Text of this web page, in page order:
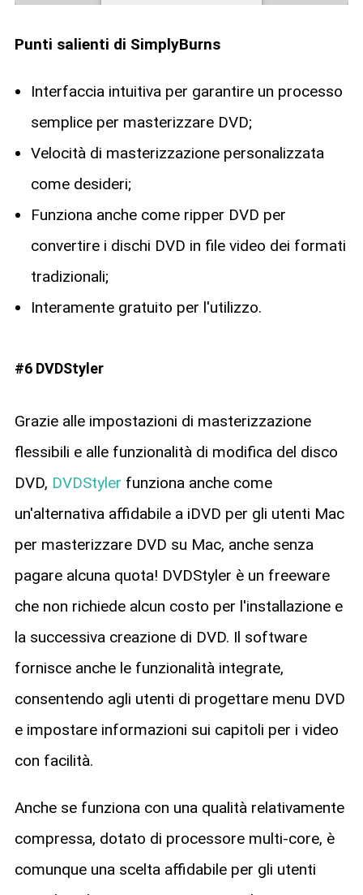
Punti salienti di SimplyBurns
Interfaccia intuitiva per garantire un processo
semplice per masterizzare DVD;
Velocità di masterizzazione personalizzata
come desideri;
Funziona anche come ripper DVD per
convertire i dischi DVD in file video dei formati
tradizionali;
Interamente gratuito per l'utilizzo.
#6 DVDStyler
Grazie alle impostazioni di masterizzazione
flessibili e alle funzionalità di modifica del disco
DVD, DVDStyler funziona anche come
un'alternativa affidabile a iDVD per gli utenti Mac
per masterizzare DVD su Mac, anche senza
pagare alcuna quota! DVDStyler è un freeware
che non richiede alcun costo per l'installazione e
la successiva creazione di DVD. Il software
fornisce anche le funzionalità integrate,
consentendo agli utenti di progettare menu DVD
e impostare informazioni sui capitoli per i video
con facilità.
Anche se funziona con una qualità relativamente
compressa, dotato di processore multi-core, è
comunque una scelta affidabile per gli utenti